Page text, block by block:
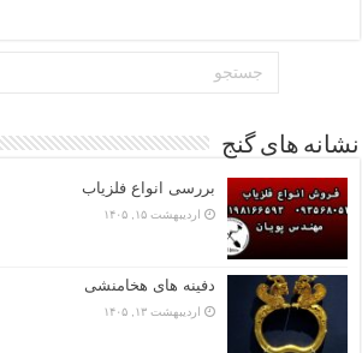
نشانه های گنج
بررسی انواع فلزیاب
اردیبهشت ۱۵, ۱۴۰۵
دفینه های هخامنشی
اردیبهشت ۱۳, ۱۴۰۵